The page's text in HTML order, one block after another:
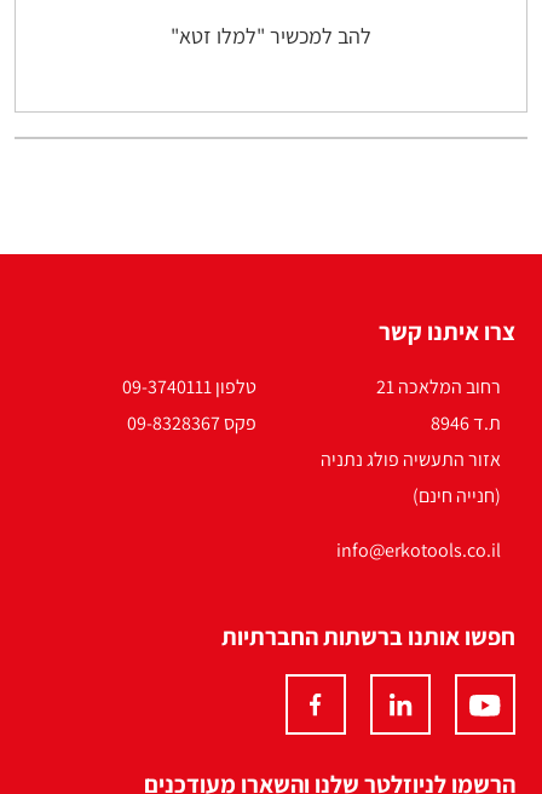
להב למכשיר "למלו זטא"
צרו איתנו קשר
רחוב המלאכה 21
ת.ד 8946
אזור התעשיה פולג נתניה
(חנייה חינם)
טלפון 09-3740111
פקס 09-8328367
info@erkotools.co.il
חפשו אותנו ברשתות החברתיות
הרשמו לניוזלטר שלנו והשארו מעודכנים